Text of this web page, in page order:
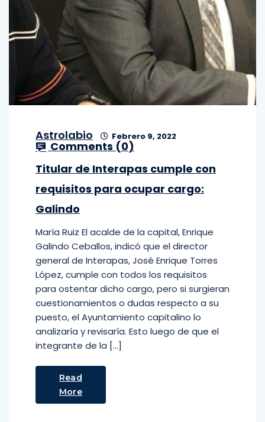
Astrolabio Febrero 9, 2022
Comments (0)
Titular de Interapas cumple con
requisitos para ocupar cargo:
Galindo
María Ruiz El acalde de la capital, Enrique
Galindo Ceballos, indicó que el director
general de Interapas, José Enrique Torres
López, cumple con todos los requisitos
para ostentar dicho cargo, pero si surgieran
cuestionamientos o dudas respecto a su
puesto, el Ayuntamiento capitalino lo
analizaría y revisaría. Esto luego de que el
integrante de la […]
Read
More